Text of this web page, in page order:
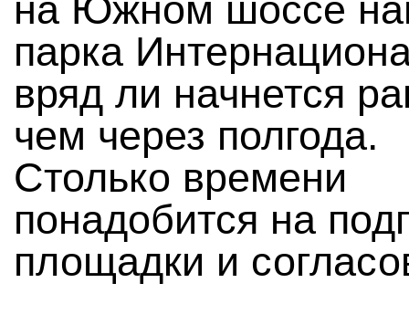
на Южном шоссе
парка
вряд ли начнется
чем через полгода.
Столько времени
понадобится на
площадки и